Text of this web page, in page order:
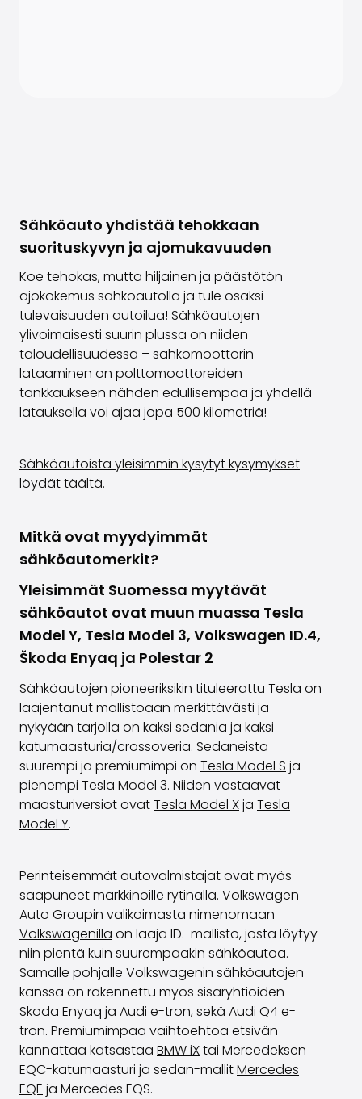
Sähköauto yhdistää tehokkaan
suorituskyvyn ja ajomukavuuden
Koe tehokas, mutta hiljainen ja päästötön
ajokokemus sähköautolla ja tule osaksi
tulevaisuuden autoilua! Sähköautojen
ylivoimaisesti suurin plussa on niiden
taloudellisuudessa – sähkömoottorin
lataaminen on polttomoottoreiden
tankkaukseen nähden edullisempaa ja yhdellä
latauksella voi ajaa jopa 500 kilometriä!
Sähköautoista yleisimmin kysytyt kysymykset
löydät täältä.
Mitkä ovat myydyimmät
sähköautomerkit?
Yleisimmät Suomessa myytävät
sähköautot ovat muun muassa Tesla
Model Y, Tesla Model 3, Volkswagen ID.4,
Škoda Enyaq ja Polestar 2
Sähköautojen pioneeriksikin tituleerattu Tesla on
laajentanut mallistoaan merkittävästi ja
nykyään tarjolla on kaksi sedania ja kaksi
katumaasturia/crossoveria. Sedaneista
suurempi ja premiumimpi on Tesla Model S ja
pienempi Tesla Model 3. Niiden vastaavat
maasturiversiot ovatTesla Model Xja Tesla
Model Y.
Perinteisemmät autovalmistajat ovat myös
saapuneet markkinoille rytinällä. Volkswagen
Auto Groupin valikoimasta nimenomaan
Volkswagenilla on laaja ID.-mallisto, josta löytyy
niin pientä kuin suurempaakin sähköautoa.
Samalle pohjalle Volkswagenin sähköautojen
kanssa on rakennettu myös sisaryhtiöiden
Skoda Enyaq ja Audi e-tron, sekä Audi Q4 e-
tron. Premiumimpaa vaihtoehtoa etsivän
kannattaa katsastaa BMW iXtai Mercedeksen
EQC-katumaasturi ja sedan-mallitMercedes
EQE ja Mercedes EQS.